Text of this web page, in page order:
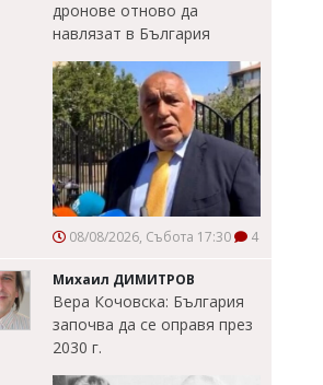
дронове отново да
навлязат в България
08/08/2026, Събота 17:30 4
Михаил ДИМИТРОВ
Вера Кочовска: България
започва да се оправя през
2030 г.